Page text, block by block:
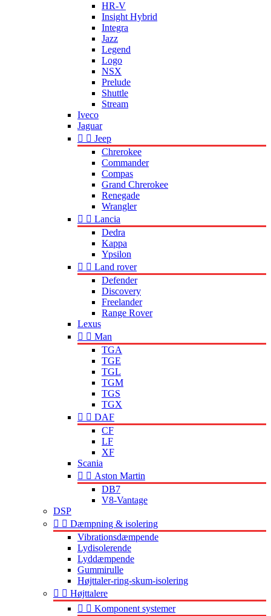
HR-V
Insight Hybrid
Integra
Jazz
Legend
Logo
NSX
Prelude
Shuttle
Stream
Iveco
Jaguar
  Jeep
Chrerokee
Commander
Compas
Grand Chrerokee
Renegade
Wrangler
  Lancia
Dedra
Kappa
Ypsilon
  Land rover
Defender
Discovery
Freelander
Range Rover
Lexus
  Man
TGA
TGE
TGL
TGM
TGS
TGX
  DAF
CF
LF
XF
Scania
  Aston Martin
DB7
V8-Vantage
DSP
  Dæmpning & isolering
Vibrationsdæmpende
Lydisolerende
Lyddæmpende
Gummirulle
Højttaler-ring-skum-isolering
  Højttalere
  Komponent systemer